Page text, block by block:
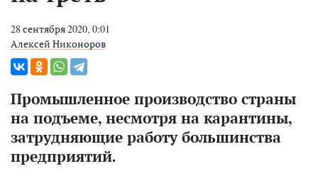
28 сентября 2020, 0:01
Алексей Никоноров
Промышленное производство страны
на подъеме, несмотря на карантины,
затрудняющие работу большинства
предприятий.